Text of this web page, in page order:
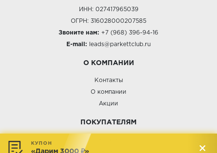
ИНН: 027417965039
ОГРН: 316028000207585
Звоните нам: +7 (968) 396-94-16
E-mail: leads@parkettclub.ru
О КОМПАНИИ
Контакты
О компании
Акции
ПОКУПАТЕЛЯМ
Доставка и оплата
КУПОН
«Дарим 3000 ₽»